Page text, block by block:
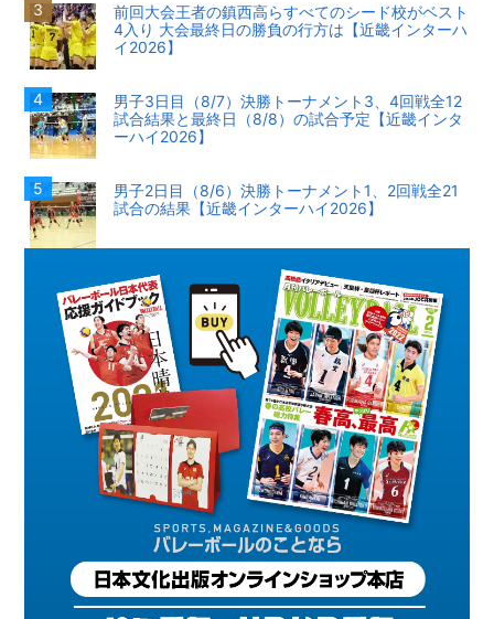
前回大会王者の鎮西高らすべてのシード校がベスト
4入り 大会最終日の勝負の行方は【近畿インターハ
イ2026】
男子3日目（8/7）決勝トーナメント3、4回戦全12
試合結果と最終日（8/8）の試合予定【近畿インタ
ーハイ2026】
男子2日目（8/6）決勝トーナメント1、2回戦全21
試合の結果【近畿インターハイ2026】